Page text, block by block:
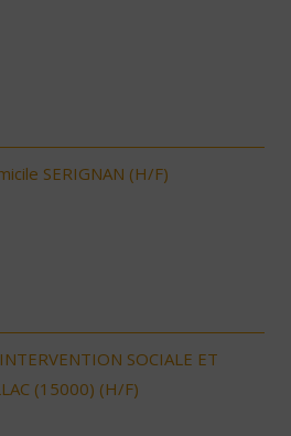
SERIGNAN (H/F)
SOCIALE ET
(15000) (H/F)